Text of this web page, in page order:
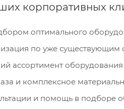
корпоративных
оптимального
по уже
ассортимент оборудования
и комплексное
и помощь в подборе